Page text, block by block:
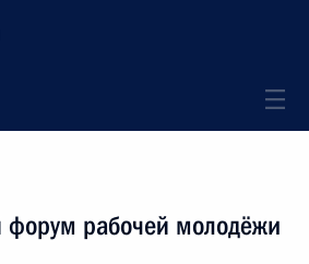
форум рабочей молодёжи